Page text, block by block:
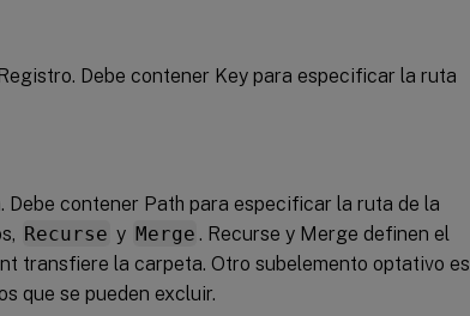
Debe contener Key para especificar la ruta
contener Path para especificar la ruta de la
Recurse y Merge . Recurse y Merge definen el
transfiere la carpeta. Otro subelemento optativo es
que se pueden excluir.